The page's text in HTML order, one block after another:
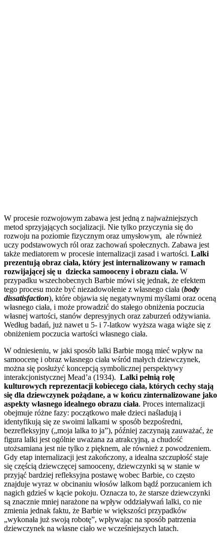
W procesie rozwojowym zabawa jest jedną z najważniejszych
metod sprzyjających socjalizacji. Nie tylko przyczynia się do
rozwoju na poziomie fizycznym oraz umysłowym, ale również
uczy podstawowych ról oraz zachowań społecznych. Zabawa jest
także mediatorem w procesie internalizacji zasad i wartości. Lalki
prezentują obraz ciała, który jest internalizowany w ramach
rozwijającej się u dziecka samooceny i obrazu ciała. W
przypadku wszechobecnych Barbie mówi się jednak, że efektem
tego procesu może być niezadowolenie z własnego ciała (body
dissatisfaction), które objawia się negatywnymi myślami oraz oceną
własnego ciała, i może prowadzić do stałego obniżenia poczucia
własnej wartości, stanów depresyjnych oraz zaburzeń odżywiania.
Według badań, już nawet u 5- i 7-latkow wyższa waga wiąże się z
obniżeniem poczucia wartości własnego ciała.
W odniesieniu, w jaki sposób lalki Barbie mogą mieć wpływ na
samoocenę i obraz własnego ciała wśród małych dziewczynek,
można się posłużyć koncepcją symbolicznej perspektywy
interakcjonistycznej Mead’a (1934). Lalki pełnią rolę
kulturowych reprezentacji kobiecego ciała, których cechy stają
się dla dziewczynek pożądane, a w końcu zinternalizowane jako
aspekty własnego idealnego obrazu ciała. Proces internalizacji
obejmuje różne fazy: początkowo małe dzieci naśladują i
identyfikują się ze swoimi lalkami w sposób bezpośredni,
bezrefleksyjny („moja lalka to ja”), później zaczynają zauważać, że
figura lalki jest ogólnie uważana za atrakcyjną, a chudość
utożsamiana jest nie tylko z pięknem, ale również z powodzeniem.
Gdy etap internalizacji jest zakończony, a idealna szczupłość staje
się częścią dziewczęcej samooceny, dziewczynki są w stanie w
przyjąć bardziej refleksyjna postawę wobec Barbie, co często
znajduje wyraz w obcinaniu włosów lalkom bądź porzucaniem ich
nagich gdzieś w kącie pokoju. Oznacza to, że starsze dziewczynki
są znacznie mniej narażone na wpływ oddziaływań lalki, co nie
zmienia jednak faktu, że Barbie w większości przypadków
„wykonała już swoją robotę”, wpływając na sposób patrzenia
dziewczynek na własne ciało we wcześniejszych latach.